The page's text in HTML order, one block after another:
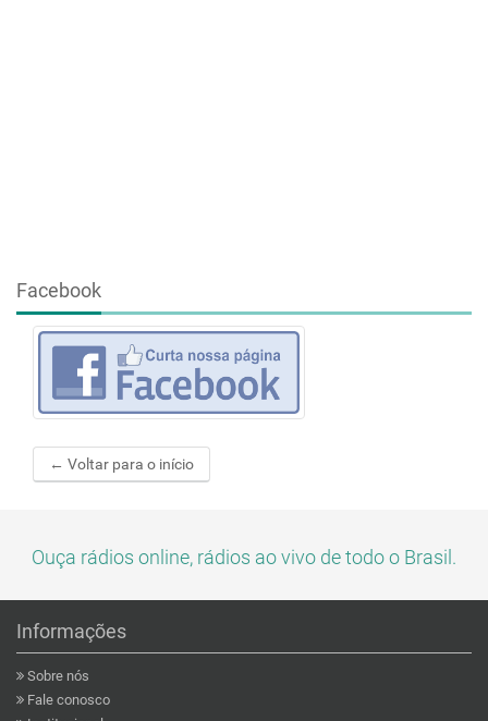
Facebook
← Voltar para o início
Ouça rádios online, rádios ao vivo de todo o Brasil.
Informações
Sobre nós
Fale conosco